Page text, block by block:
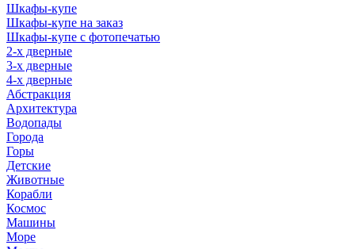
Шкафы-купе
Шкафы-купе на заказ
Шкафы-купе с фотопечатью
2-х дверные
3-х дверные
4-х дверные
Абстракция
Архитектура
Водопады
Города
Горы
Детские
Животные
Корабли
Космос
Машины
Море